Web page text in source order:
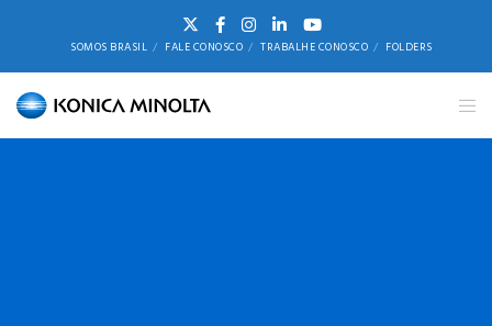
SOMOS BRASIL FALE CONOSCO TRABALHE CONOSCO FOLDERS